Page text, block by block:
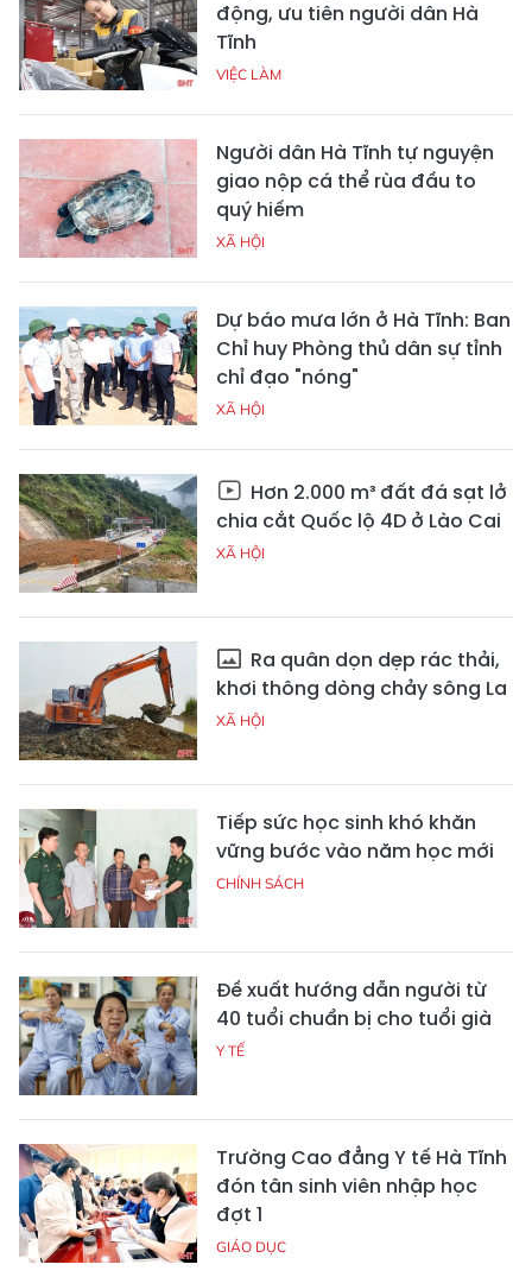
động, ưu tiên người dân Hà
Tĩnh
VIỆC LÀM
Người dân Hà Tĩnh tự nguyện
giao nộp cá thể rùa đầu to
quý hiếm
XÃ HỘI
Dự báo mưa lớn ở Hà Tĩnh: Ban
Chỉ huy Phòng thủ dân sự tỉnh
chỉ đạo "nóng"
XÃ HỘI
Hơn 2.000 m³ đất đá sạt lở
chia cắt Quốc lộ 4D ở Lào Cai
XÃ HỘI
Ra quân dọn dẹp rác thải,
khơi thông dòng chảy sông La
XÃ HỘI
Tiếp sức học sinh khó khăn
vững bước vào năm học mới
CHÍNH SÁCH
Đề xuất hướng dẫn người từ
40 tuổi chuẩn bị cho tuổi già
Y TẾ
Trường Cao đẳng Y tế Hà Tĩnh
đón tân sinh viên nhập học
đợt 1
GIÁO DỤC